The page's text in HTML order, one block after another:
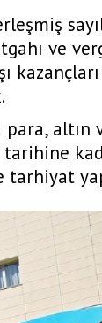
ve
kazançları
para, altın
tarihine
tarhiyat